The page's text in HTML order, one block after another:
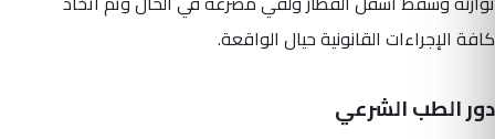
كافة الإجراءات القانونية حيال الواقعة.
دور الطب الشرعي